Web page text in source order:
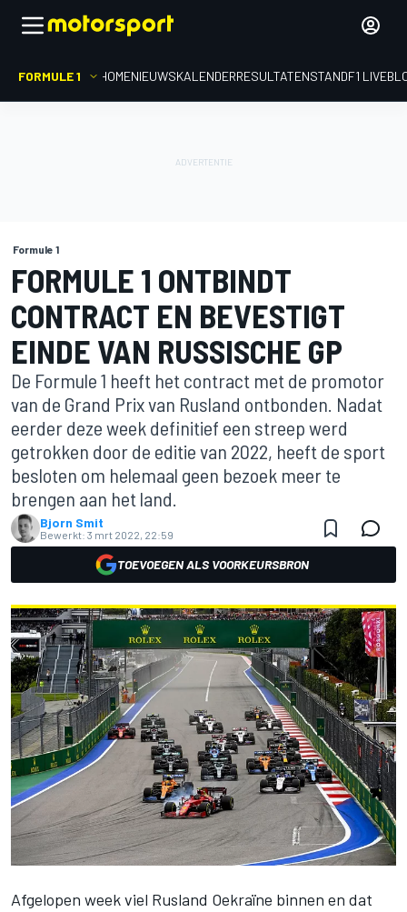
FORMULE 1 HOMENIEUWSKALENDERRESULTATENSTANDF1
Formule 1
FORMULE 1 ONTBINDT
CONTRACT EN BEVESTIGT
EINDE VAN RUSSISCHE GP
De Formule 1 heeft het contract met de promotor
van de Grand Prix van Rusland ontbonden. Nadat
eerder deze week definitief een streep werd
getrokken door de editie van 2022, heeft de sport
besloten om helemaal geen bezoek meer te
brengen aan het land.
Bjorn Smit
Bewerkt: 3 mrt 2022, 22:59
TOEVOEGEN ALS VOORKEURSBRON
Afgelopen week viel Rusland Oekraïne binnen en dat